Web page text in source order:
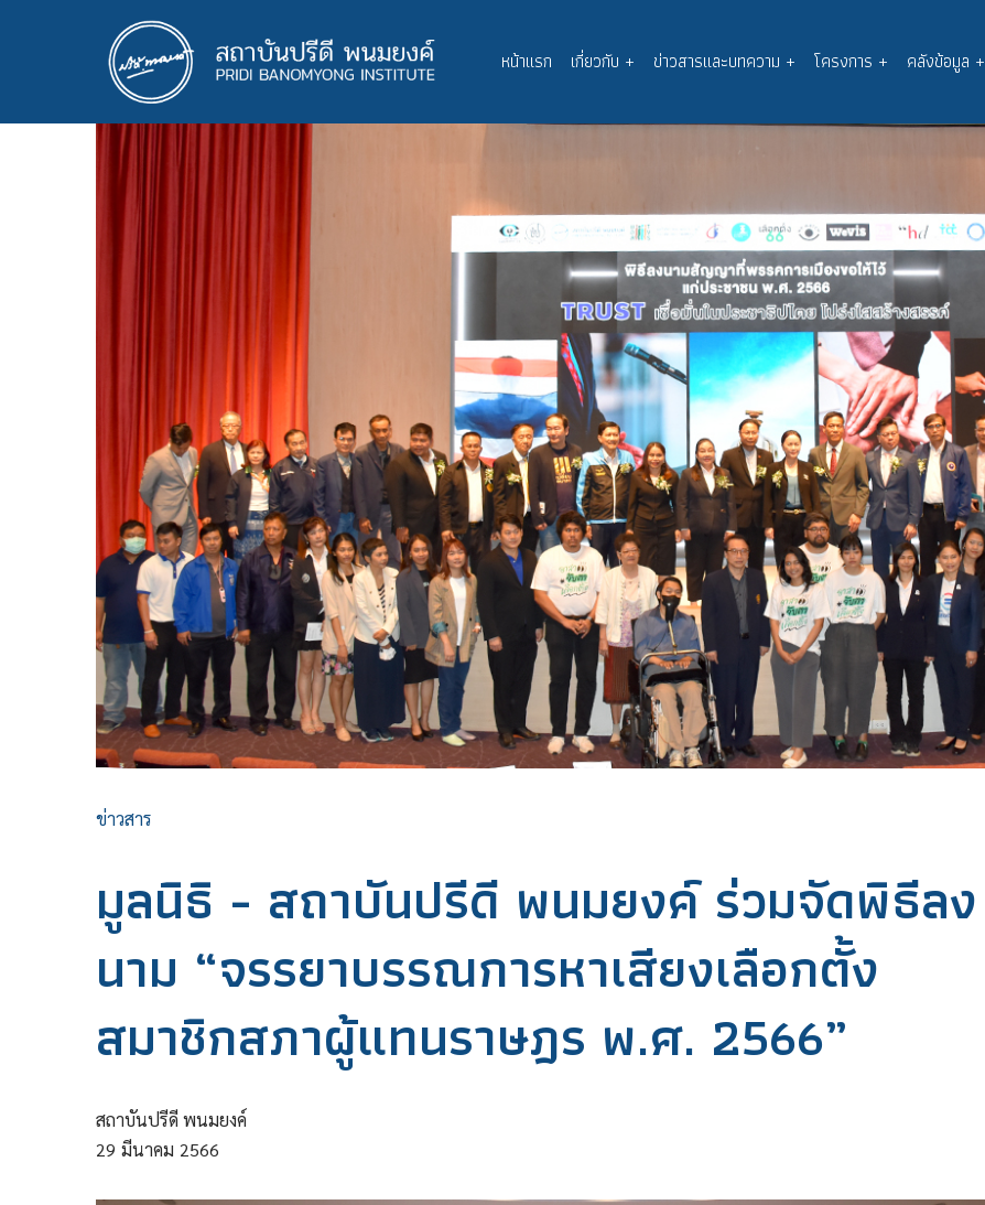
Main
navigation
หน้าแรก เกี่ยวกับ + ข่าวสารและบทความ + โครงการ + คลังข้อมูล +
ข่าวสาร
มูลนิธิ - สถาบันปรีดี พนมยงค์ ร่วมจัดพิธีลง
นาม “จรรยาบรรณการหาเสียงเลือกตั้ง
สมาชิกสภาผู้แทนราษฎร พ.ศ. 2566”
สถาบันปรีดี พนมยงค์
29 มีนาคม 2566